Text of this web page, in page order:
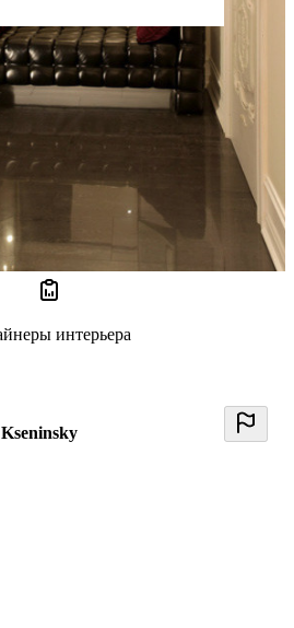
Tutushkin
0 отзывов
интерьера